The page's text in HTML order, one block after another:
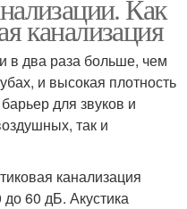
Как
канализация
в два раза больше, чем
и высокая плотность
для звуков и
так и
канализация
60 дБ. Акустика